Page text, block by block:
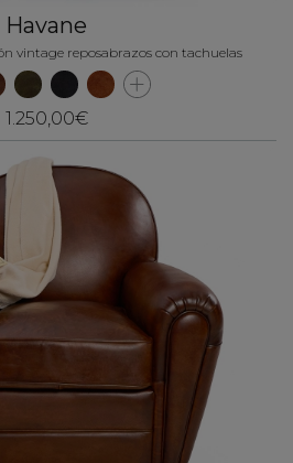
Havane
vintage reposabrazos con tachuelas
1.250,00€